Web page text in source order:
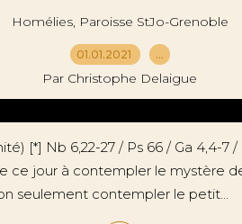
Homélies, Paroisse StJo-Grenoble
01.01.2021 …
Par Christophe Delaigue
[*] Nb 6,22-27 / Ps 66 / Ga 4,4-7 /
ce jour à contempler le mystère
seulement contempler le petit...